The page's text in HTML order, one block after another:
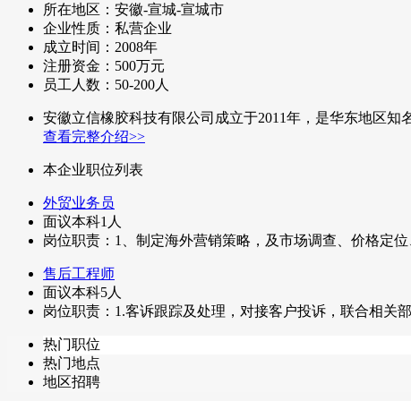
所在地区：安徽-宣城-宣城市
企业性质：私营企业
成立时间：2008年
注册资金：500万元
员工人数：50-200人
安徽立信橡胶科技有限公司成立于2011年，是华东地区
查看完整介绍>>
本企业职位列表
外贸业务员
面议本科1人
岗位职责：1、制定海外营销策略，及市场调查、价格定
售后工程师
面议本科5人
岗位职责：1.客诉跟踪及处理，对接客户投诉，联合相关
热门职位
热门地点
地区招聘